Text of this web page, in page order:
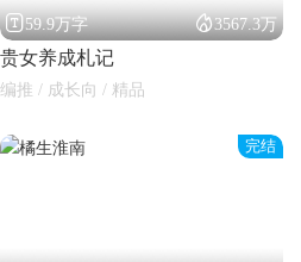
59.9万字 3567.3万
贵女养成札记
编推 / 成长向 / 精品
完结